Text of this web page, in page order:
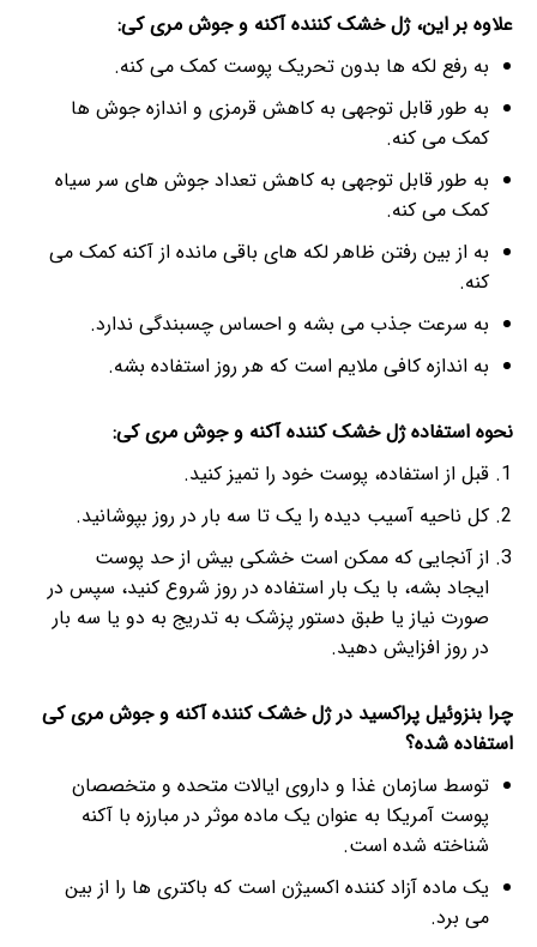
علاوه بر این، ژل خشک کننده آکنه و جوش مری کی:
به رفع لکه ها بدون تحریک پوست کمک می کنه.
به طور قابل توجهی به کاهش قرمزی و اندازه جوش ها
کمک می کنه.
به طور قابل توجهی به کاهش تعداد جوش های سر سیاه
کمک می کنه.
به از بین رفتن ظاهر لکه های باقی مانده از آکنه کمک می
کنه.
به سرعت جذب می بشه و احساس چسبندگی ندارد.
به اندازه کافی ملایم است که هر روز استفاده بشه.
نحوه استفاده ژل خشک کننده آکنه و جوش مری کی:
قبل از استفاده، پوست خود را تمیز کنید.
کل ناحیه آسیب دیده را یک تا سه بار در روز بپوشانید.
از آنجایی که ممکن است خشکی بیش از حد پوست
ایجاد بشه، با یک بار استفاده در روز شروع کنید، سپس در
صورت نیاز یا طبق دستور پزشک به تدریج به دو یا سه بار
در روز افزایش دهید.
چرا بنزوئیل پراکسید در ژل خشک کننده آکنه و جوش مری کی
استفاده شده؟
توسط سازمان غذا و داروی ایالات متحده و متخصصان
پوست آمریکا به عنوان یک ماده موثر در مبارزه با آکنه
شناخته شده است.
یک ماده آزاد کننده اکسیژن است که باکتری ها را از بین
می برد.